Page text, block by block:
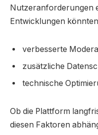
Nutzeranforderungen
Entwicklungen
verbesserte
zusätzliche
technische
Ob die Plattform
diesen Faktoren